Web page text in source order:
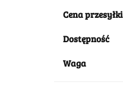
Cena przesyłki
Dostępność
Waga